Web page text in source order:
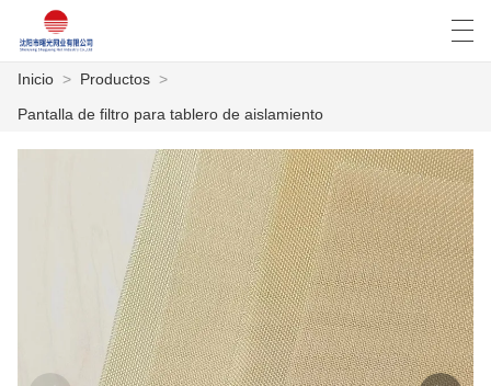
العربية Deutsch
Inicio > Productos >
Pantalla de filtro para tablero de aislamiento